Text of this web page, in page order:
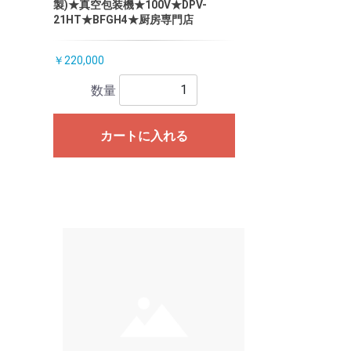
製)★真空包装機★100V★DPV-
21HT★BFGH4★厨房専門店
￥220,000
数量
カートに入れる